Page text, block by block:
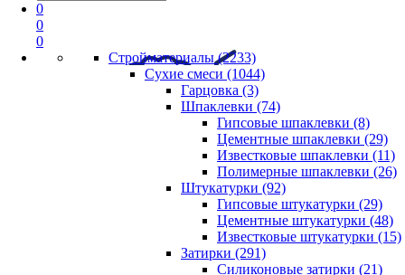
0
0
0
Стройматериалы (2233)
Сухие смеси (1044)
Гарцовка (3)
Шпаклевки (74)
Гипсовые шпаклевки (8)
Цементные шпаклевки (29)
Известковые шпаклевки (11)
Полимерные шпаклевки (26)
Штукатурки (92)
Гипсовые штукатурки (29)
Цементные штукатурки (48)
Известковые штукатурки (15)
Затирки (291)
Силиконовые затирки (21)